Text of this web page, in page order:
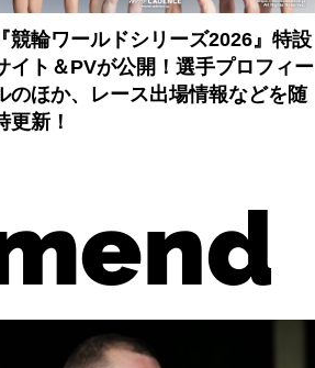
『競輪ワールドシリーズ2026』特設
イト＆PVが公開！選手プロフィー
のほか、レース出場情報などを随
更新！